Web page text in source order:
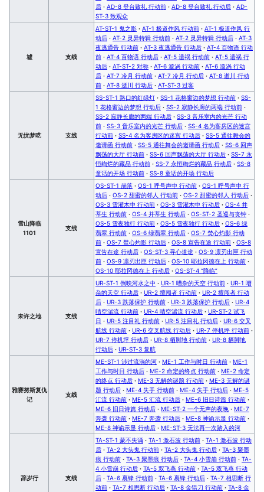
后 · AD-8 登台致礼 行动前 · AD-8 登台致礼 行动后 · AD-
ST-3 致观众
墟 支线
AT-ST-1 鬼之影 · AT-1 极道作风 行动前 · AT-1 极道作风 行
动后 · AT-2 灵异特辑 行动前 · AT-2 灵异特辑 行动后 · AT-3
夜逃通告 行动前 · AT-3 夜逃通告 行动后 · AT-4 百物语 行动
前 · AT-4 百物语 行动后 · AT-5 遗祸 行动前 · AT-5 遗祸 行
动后 · AT-ST-2 对称 · AT-6 漩涡 行动前 · AT-6 漩涡 行动
后 · AT-7 冷月 行动前 · AT-7 冷月 行动后 · AT-8 逝川 行动
前 · AT-8 逝川 行动后 · AT-ST-3 过客
无忧梦呓 支线
SS-ST-1 路口的红绿灯 · SS-1 花格窗边的梦想 行动前 · SS-
1 花格窗边的梦想 行动后 · SS-2 寂静长廊的两端 行动前 ·
SS-2 寂静长廊的两端 行动后 · SS-3 音乐室内的光芒 行动
前 · SS-3 音乐室内的光芒 行动后 · SS-4 名为客房区的迷宫
行动前 · SS-4 名为客房区的迷宫 行动后 · SS-5 通往舞会的
邀请函 行动前 · SS-5 通往舞会的邀请函 行动后 · SS-6 回声
飘荡的大厅 行动前 · SS-6 回声飘荡的大厅 行动后 · SS-7 永
恒绚烂的藏品 行动前 · SS-7 永恒绚烂的藏品 行动后 · SS-8
童话的开场 行动前 · SS-8 童话的开场 行动后
雪山降临
1101
支线
OS-ST-1 崩落 · OS-1 呼号声中 行动前 · OS-1 呼号声中 行
动后 · OS-2 甜蜜的邻人 行动前 · OS-2 甜蜜的邻人 行动后 ·
OS-3 雪灌木中 行动前 · OS-3 雪灌木中 行动后 · OS-4 并
蒂生 行动前 · OS-4 并蒂生 行动后 · OS-ST-2 圣巡与丧钟 ·
OS-5 雪夜独行 行动前 · OS-5 雪夜独行 行动后 · OS-6 绿
翡翠 行动前 · OS-6 绿翡翠 行动后 · OS-7 焚心灼影 行动
前 · OS-7 焚心灼影 行动后 · OS-8 宣告在途 行动前 · OS-8
宣告在途 行动后 · OS-ST-3 寻心道途 · OS-9 凛刃出匣 行动
前 · OS-9 凛刃出匣 行动后 · OS-10 耶拉冈德在上 行动前 ·
OS-10 耶拉冈德在上 行动后 · OS-ST-4 “降临”
未许之地 支线
UR-ST-1 倒映河水之中 · UR-1 嘈杂的天空 行动前 · UR-1 嘈
杂的天空 行动后 · UR-2 擅闯者 行动前 · UR-2 擅闯者 行动
后 · UR-3 跌落保护 行动前 · UR-3 跌落保护 行动后 · UR-4
晴空湍流 行动前 · UR-4 晴空湍流 行动后 · UR-ST-2 试飞
日 · UR-5 注目礼 行动前 · UR-5 注目礼 行动后 · UR-6 交叉
航线 行动前 · UR-6 交叉航线 行动后 · UR-7 停机坪 行动前 ·
UR-7 停机坪 行动后 · UR-8 栖脚地 行动前 · UR-8 栖脚地
行动后 · UR-ST-3 复航
雅赛努斯复仇
记
支线
ME-ST-1 涉过流淌的河 · ME-1 工作与时日 行动前 · ME-1
工作与时日 行动后 · ME-2 命定的终点 行动前 · ME-2 命定
的终点 行动后 · ME-3 无解的谜题 行动前 · ME-3 无解的谜
题 行动后 · ME-4 失手 行动前 · ME-4 失手 行动后 · ME-5
汇流 行动前 · ME-5 汇流 行动后 · ME-6 旧日诗篇 行动前 ·
ME-6 旧日诗篇 行动后 · ME-ST-2 一个无声的夜晚 · ME-7
奔袭 行动前 · ME-7 奔袭 行动后 · ME-8 神谕示显 行动前 ·
ME-8 神谕示显 行动后 · ME-ST-3 无法再一次踏入的河
辞岁行 支线
TA-ST-1 蒙不失诵 · TA-1 激石波 行动前 · TA-1 激石波 行动
后 · TA-2 大头鬼 行动前 · TA-2 大头鬼 行动后 · TA-3 聚墨
痕 行动前 · TA-3 聚墨痕 行动后 · TA-4 小雪崩 行动前 · TA-
4 小雪崩 行动后 · TA-5 双飞燕 行动前 · TA-5 双飞燕 行动
后 · TA-6 裹锋 行动前 · TA-6 裹锋 行动后 · TA-7 相思断 行
动前 · TA-7 相思断 行动后 · TA-8 金错刀 行动前 · TA-8 金